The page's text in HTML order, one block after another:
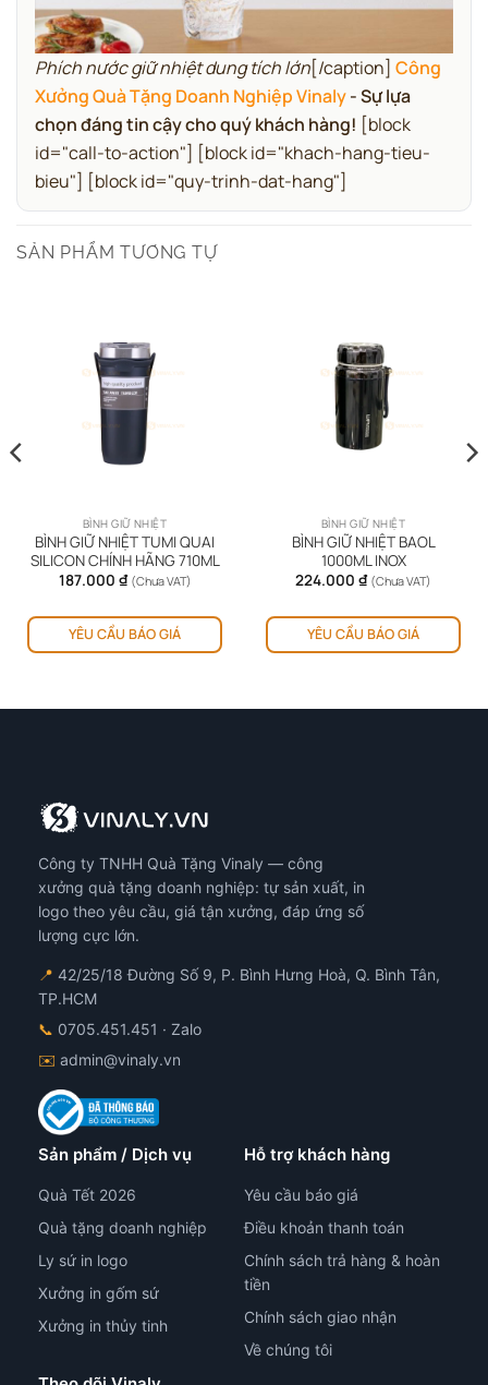
Phích nước giữ nhiệt dung tích lớn[/caption] Công
Xưởng Quà Tặng Doanh Nghiệp Vinaly- Sự lựa
chọn đáng tin cậy cho quý khách hàng! [block
id="call-to-action"] [block id="khach-hang-tieu-
bieu"] [block id="quy-trinh-dat-hang"]
SẢN PHẨM TƯƠNG TỰ
BÌNH GIỮ NHIỆT
BÌNH GIỮ NHIỆT TUMI QUAI
SILICON CHÍNH HÃNG 710ML
187.000 ₫ (Chưa VAT)
YÊU CẦU BÁO GIÁ
BÌNH GIỮ NHIỆT
BÌNH GIỮ NHIỆT BAOL
1000ML INOX
224.000 ₫ (Chưa VAT)
YÊU CẦU BÁO GIÁ
Công ty TNHH Quà Tặng Vinaly — công
xưởng quà tặng doanh nghiệp: tự sản xuất, in
logo theo yêu cầu, giá tận xưởng, đáp ứng số
lượng cực lớn.
📍 42/25/18 Đường Số 9, P. Bình Hưng Hoà, Q. Bình Tân,
TP.HCM
📞 0705.451.451 · Zalo
✉️ admin@vinaly.vn
Sản phẩm / Dịch vụ
Quà Tết 2026
Quà tặng doanh nghiệp
Ly sứ in logo
Xưởng in gốm sứ
Xưởng in thủy tinh
Hỗ trợ khách hàng
Yêu cầu báo giá
Điều khoản thanh toán
Chính sách trả hàng & hoàn
tiền
Chính sách giao nhận
Về chúng tôi